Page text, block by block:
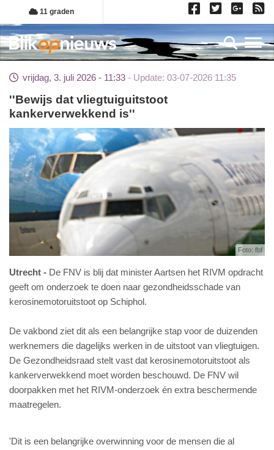
Overslaan
en
naar
de
gaan
11 graden
vrijdag, 3. juli 2026 - 11:33 Update: 03-07-2026 11:35
''Bewijs dat vliegtuiguitstoot
kankerverwekkend is''
Foto: fbf
Utrecht
De FNV is blij dat minister Aartsen het RIVM opdracht
geeft om onderzoek te doen naar gezondheidsschade van
kerosinemotoruitstoot op Schiphol.
De vakbond ziet dit als een belangrijke stap voor de duizenden
werknemers die dagelijks werken in de uitstoot van vliegtuigen.
De Gezondheidsraad stelt vast dat kerosinemotoruitstoot als
kankerverwekkend moet worden beschouwd. De FNV wil
doorpakken met het RIVM-onderzoek én extra beschermende
maatregelen.
'Dit is een belangrijke overwinning voor de mensen die al